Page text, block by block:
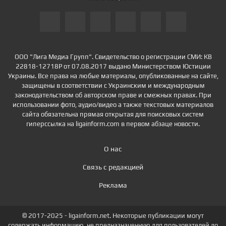
ООО "Лига Медиа Групп". Свидетельство о регистрации СМИ: КВ
22818-12718Р от 07.08.2017 выдано Министерством Юстиции
Украины. Все права на любые материалы, опубликованные на сайте,
защищены в соответствии с Украинским и международным
законодательством об авторском праве и смежных правах. При
использовании фото, аудио/видео а также текстовых материалов
сайта обязательна прямая открытая для поисковых систем
гиперссылка на ligainform.com в первом абзаце новости.
О нас
Связь с редакцией
Реклама
© 2017-2025 - ligainform.net. Некоторые публикации могут